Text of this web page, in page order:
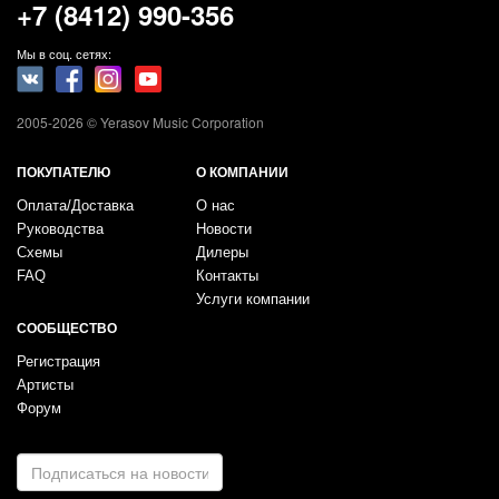
+7 (8412) 990-356
Мы в соц. сетях:
2005-2026 © Yerasov Music Corporation
ПОКУПАТЕЛЮ
Оплата/Доставка
Руководства
Схемы
FAQ
О КОМПАНИИ
О нас
Новости
Дилеры
Контакты
Услуги компании
СООБЩЕСТВО
Регистрация
Артисты
Форум
E-
mail